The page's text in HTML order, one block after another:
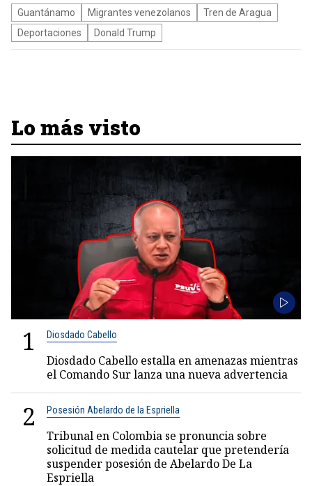
Guantánamo Migrantes venezolanos
Tren de Aragua
Deportaciones
Donald Trump
Lo más visto
1 Diosdado Cabello
Diosdado Cabello estalla en amenazas mientras
el Comando Sur lanza una nueva advertencia
2 Posesión Abelardo de la Espriella
Tribunal en Colombia se pronuncia sobre
solicitud de medida cautelar que pretendería
suspender posesión de Abelardo De La
Espriella